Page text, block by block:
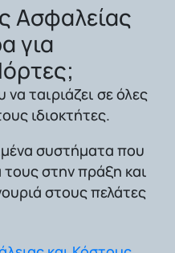
Ασφαλείας
για
ταιριάζει σε όλες
ιδιοκτήτες.
συστήματα που
τους στην πράξη και
στους πελάτες